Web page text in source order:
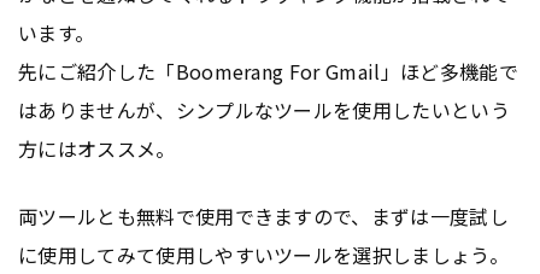
います。
先にご紹介した「Boomerang For Gmail」ほど多機能で
はありませんが、シンプルなツールを使用したいという
方にはオススメ。
両ツールとも無料で使用できますので、まずは一度試し
に使用してみて使用しやすいツールを選択しましょう。